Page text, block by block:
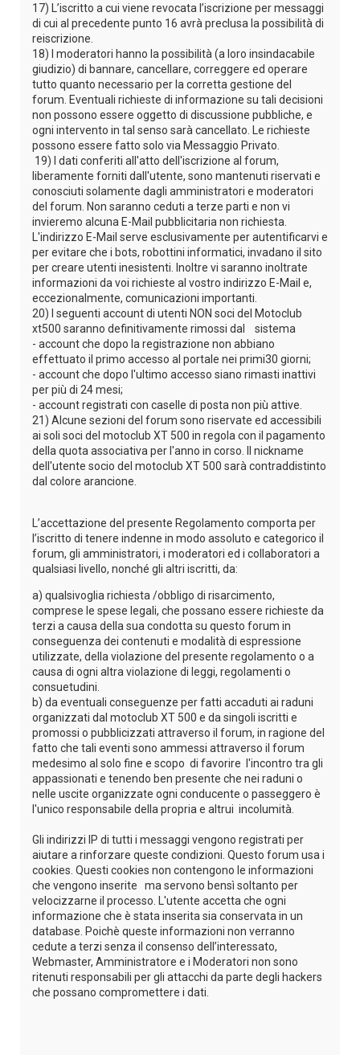
17) L’iscritto a cui viene revocata l’iscrizione per messaggi
di cui al precedente punto 16 avrà preclusa la possibilità di
reiscrizione.
18) I moderatori hanno la possibilità (a loro insindacabile
giudizio) di bannare, cancellare, correggere ed operare
tutto quanto necessario per la corretta gestione del
forum. Eventuali richieste di informazione su tali decisioni
non possono essere oggetto di discussione pubbliche, e
ogni intervento in tal senso sarà cancellato. Le richieste
possono essere fatto solo via Messaggio Privato.
19) I dati conferiti all'atto dell'iscrizione al forum,
liberamente forniti dall'utente, sono mantenuti riservati e
conosciuti solamente dagli amministratori e moderatori
del forum. Non saranno ceduti a terze parti e non vi
invieremo alcuna E-Mail pubblicitaria non richiesta.
L'indirizzo E-Mail serve esclusivamente per autentificarvi e
per evitare che i bots, robottini informatici, invadano il sito
per creare utenti inesistenti. Inoltre vi saranno inoltrate
informazioni da voi richieste al vostro indirizzo E-Mail e,
eccezionalmente, comunicazioni importanti.
20) I seguenti account di utenti NON soci del Motoclub
xt500 saranno definitivamente rimossi dal sistema
- account che dopo la registrazione non abbiano
effettuato il primo accesso al portale nei primi30 giorni;
- account che dopo l'ultimo accesso siano rimasti inattivi
per più di 24 mesi;
- account registrati con caselle di posta non più attive.
21) Alcune sezioni del forum sono riservate ed accessibili
ai soli soci del motoclub XT 500 in regola con il pagamento
della quota associativa per l'anno in corso. Il nickname
dell'utente socio del motoclub XT 500 sarà contraddistinto
dal colore arancione.
L’accettazione del presente Regolamento comporta per
l’iscritto di tenere indenne in modo assoluto e categorico il
forum, gli amministratori, i moderatori ed i collaboratori a
qualsiasi livello, nonché gli altri iscritti, da:
a) qualsivoglia richiesta /obbligo di risarcimento,
comprese le spese legali, che possano essere richieste da
terzi a causa della sua condotta su questo forum in
conseguenza dei contenuti e modalità di espressione
utilizzate, della violazione del presente regolamento o a
causa di ogni altra violazione di leggi, regolamenti o
consuetudini.
b) da eventuali conseguenze per fatti accaduti ai raduni
organizzati dal motoclub XT 500 e da singoli iscritti e
promossi o pubblicizzati attraverso il forum, in ragione del
fatto che tali eventi sono ammessi attraverso il forum
medesimo al solo fine e scopo di favorire l'incontro tra gli
appassionati e tenendo ben presente che nei raduni o
nelle uscite organizzate ogni conducente o passeggero è
l'unico responsabile della propria e altrui incolumità.
Gli indirizzi IP di tutti i messaggi vengono registrati per
aiutare a rinforzare queste condizioni. Questo forum usa i
cookies. Questi cookies non contengono le informazioni
che vengono inserite ma servono bensì soltanto per
velocizzarne il processo. L'utente accetta che ogni
informazione che è stata inserita sia conservata in un
database. Poichè queste informazioni non verranno
cedute a terzi senza il consenso dell’interessato,
Webmaster, Amministratore e i Moderatori non sono
ritenuti responsabili per gli attacchi da parte degli hackers
che possano compromettere i dati.